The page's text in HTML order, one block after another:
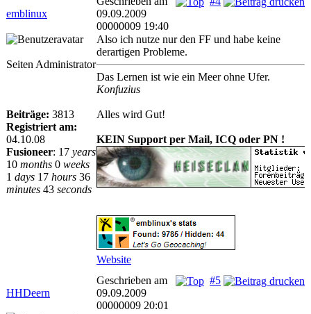
emblinux
09.09.2009
00000009 19:40
Seiten Administrator
Beiträge: 3813
Registriert am:
04.10.08
Fusioneer: 17 years
10 months 0 weeks
1 days 17 hours 36
minutes 43 seconds
Also ich nutze nur den FF und habe keine
derartigen Probleme.
Das Lernen ist wie ein Meer ohne Ufer.
Konfuzius
Alles wird Gut!
KEIN Support per Mail, ICQ oder PN !
Website
HHDeern
#5
Geschrieben am
09.09.2009
00000009 20:01